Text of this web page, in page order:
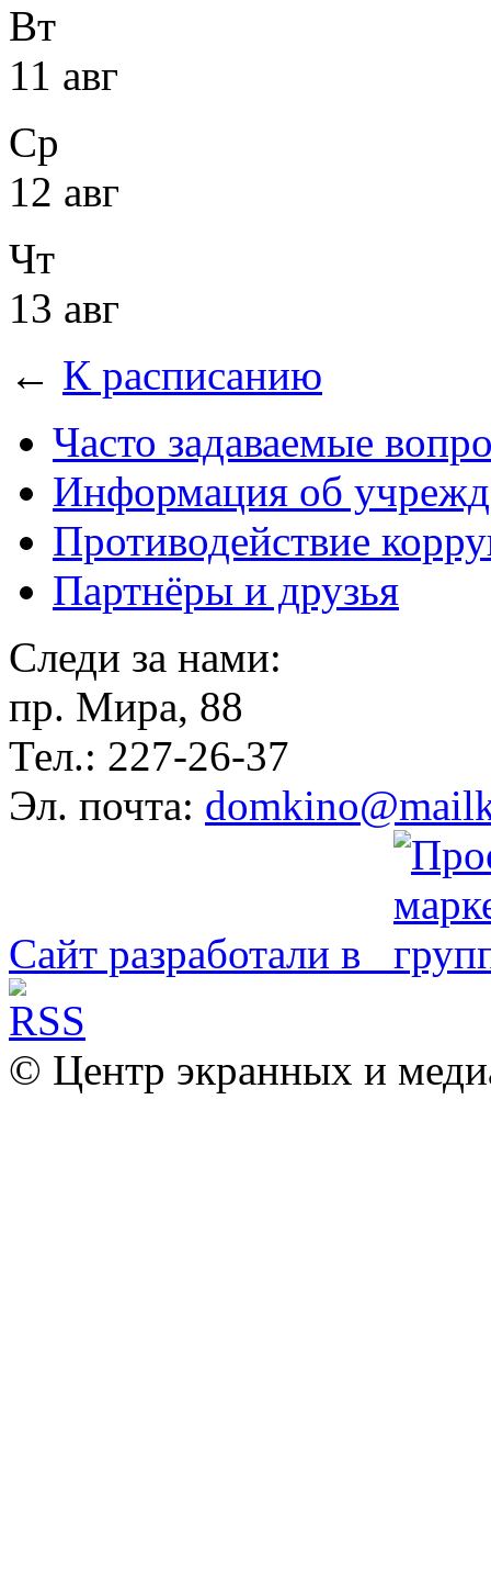
Вт
11 авг
Ср
12 авг
Чт
13 авг
← К расписанию
Часто задаваемые
Информация об
Противодействие
Партнёры и друзья
Следи за нами:
пр. Мира, 88
Тел.: 227-26-37
Эл. почта:
Сайт разработали в
© Центр экранных и